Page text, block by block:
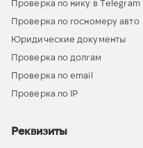
Проверка по нику в Telegram
Проверка по госномеру авто
Юридические документы
Проверка по долгам
Проверка по email
Проверка по IP
Реквизиты